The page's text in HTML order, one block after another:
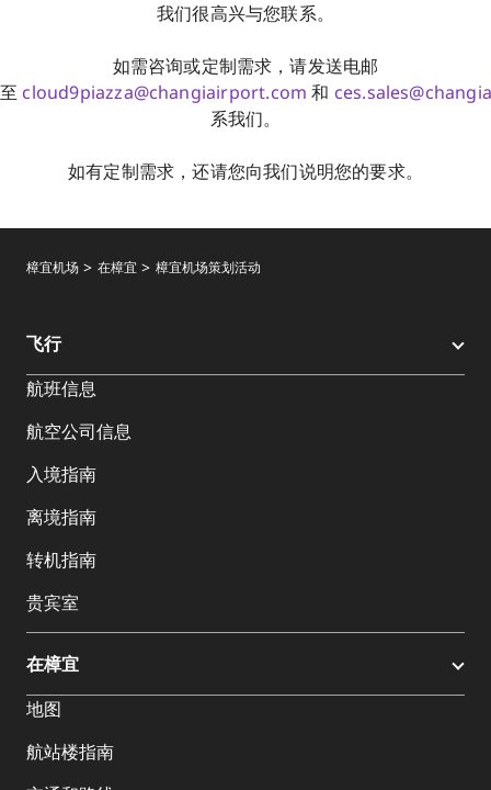
我们很高兴与您联系。
如需咨询或定制需求，请发送电邮
至 cloud9piazza@changiairport.com 和
系我们。
如有定制需求，还请您向我们说明您的要求。
樟宜机场 在樟宜 樟宜机场策划活动
飞行
航班信息
航空公司信息
入境指南
离境指南
转机指南
贵宾室
在樟宜
地图
航站楼指南